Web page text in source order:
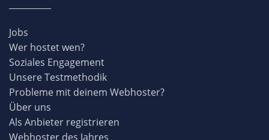
Jobs
Wer hostet wen?
Soziales Engagement
Unsere Testmethodik
Probleme mit deinem Webhoster?
Über uns
Als Anbieter registrieren
Webhoster des Jahres